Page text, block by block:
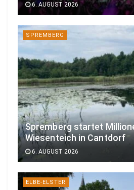
6. AUGUST 2026
SPREMBERG
Spremberg startet
Wiesenteich in Cantdorf
6. AUGUST 2026
ELBE-ELSTER